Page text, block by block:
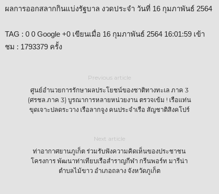
ผลการออกสลากกินแบ่งรัฐบาล งวดประจำ วันที่ 16 กุมภาพันธ์ 2564
TAG : 0 0 Google +0 เขียนเมื่อ 16 กุมภาพันธ์ 2564 16:01:59 เข้า
ชม : 1793379 ครั้ง
Previous article
ศูนย์อำนวยการรักษาผลประโยชน์ของชาติทางทะเล ภาค 3
(ศรชล.ภาค 3) บูรณาการหลายหน่วยงาน ตรวจเข้ม ! เรือแท่น
ขุดเจาะปลดระวาง เรือลากจูง คนประจำเรือ สัญชาติสิงคโปร์
Next article
ท่าอากาศยานภูเก็ต ร่วมรับฟังความคิดเห็นของประชาชน
โครงการ พัฒนาท่าเทียบเรือสำราญกีฬา กรีนพอร์ท มารีน่า
ตำบลไม้ขาว อำเภอถลาง จังหวัดภูเก็ต